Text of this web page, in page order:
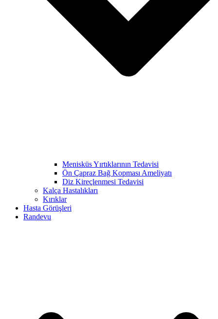
Menisküs Yırtıklarının Tedavisi
Ön Çapraz Bağ Kopması Ameliyatı
Diz Kireçlenmesi Tedavisi
Kalça Hastalıkları
Kırıklar
Hasta Görüşleri
Randevu